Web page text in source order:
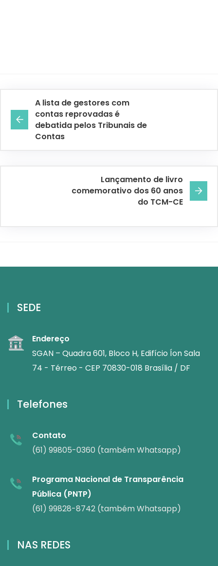
A lista de gestores com
contas reprovadas é
debatida pelos Tribunais de
Contas
Lançamento de livro
comemorativo dos 60 anos
do TCM-CE
SEDE
Endereço
SGAN – Quadra 601, Bloco H, Edifício Íon Sala
74 - Térreo - CEP 70830-018 Brasília / DF
Telefones
Contato
(61) 99805-0360 (também Whatsapp)
Programa Nacional de Transparência
Pública (PNTP)
(61) 99828-8742 (também Whatsapp)
NAS REDES